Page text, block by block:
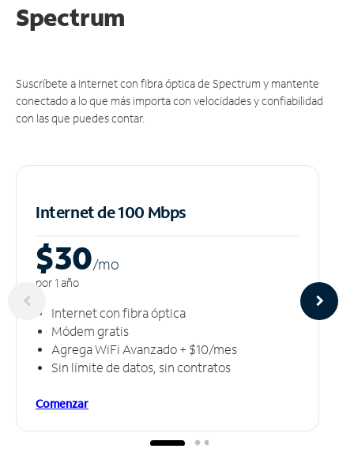
Spectrum
Suscríbete a Internet con fibra óptica de Spectrum y mantente
conectado a lo que más importa con velocidades y confiabilidad
con las que puedes contar.
Internet de 100 Mbps
$30/mo
por 1 año
Internet con fibra óptica
Módem gratis
Agrega WiFi Avanzado + $10/mes
Sin límite de datos, sin contratos
Comenzar